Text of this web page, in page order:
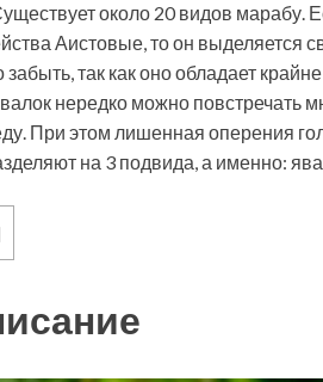
около 20 видов марабу.
Аистовые, то он выделяется
так как оно обладает
нередко можно повстречать
При этом лишенная оперения
на 3 подвида, а именно: